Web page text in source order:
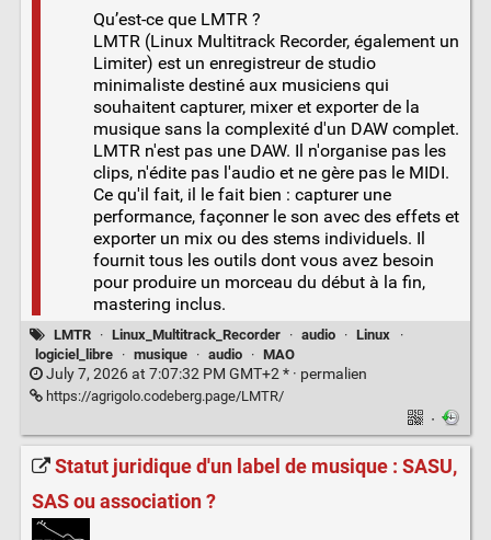
Qu’est-ce que LMTR ?
LMTR (Linux Multitrack Recorder, également un
Limiter) est un enregistreur de studio
minimaliste destiné aux musiciens qui
souhaitent capturer, mixer et exporter de la
musique sans la complexité d'un DAW complet.
LMTR n'est pas une DAW. Il n'organise pas les
clips, n'édite pas l'audio et ne gère pas le MIDI.
Ce qu'il fait, il le fait bien : capturer une
performance, façonner le son avec des effets et
exporter un mix ou des stems individuels. Il
fournit tous les outils dont vous avez besoin
pour produire un morceau du début à la fin,
mastering inclus.
LMTR · Linux_Multitrack_Recorder · audio · Linux
·
logiciel_libre
· musique · audio · MAO
July 7, 2026 at 7:07:32 PM GMT+2 * · permalien
https://agrigolo.codeberg.page/LMTR/
·
Statut juridique d'un label de musique : SASU,
SAS ou association ?